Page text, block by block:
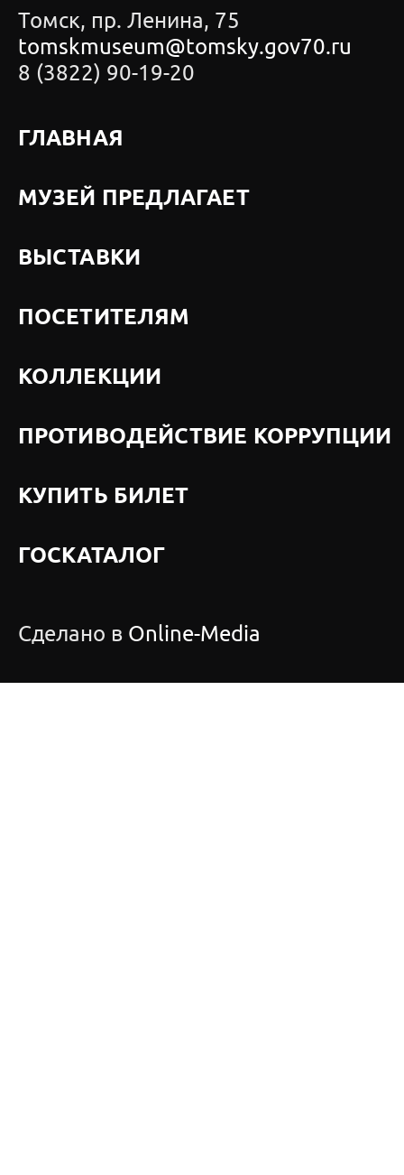
Томск, пр. Ленина, 75
tomskmuseum@tomsky.gov70.ru
8 (3822) 90-19-20
ГЛАВНАЯ
МУЗЕЙ ПРЕДЛАГАЕТ
ВЫСТАВКИ
ПОСЕТИТЕЛЯМ
КОЛЛЕКЦИИ
ПРОТИВОДЕЙСТВИЕ КОРРУПЦИИ
КУПИТЬ БИЛЕТ
ГОСКАТАЛОГ
Сделано в Online-Media